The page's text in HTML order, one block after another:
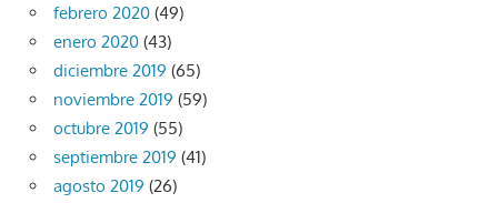
febrero 2020 (49)
enero 2020 (43)
diciembre 2019 (65)
noviembre 2019 (59)
octubre 2019 (55)
septiembre 2019 (41)
agosto 2019 (26)